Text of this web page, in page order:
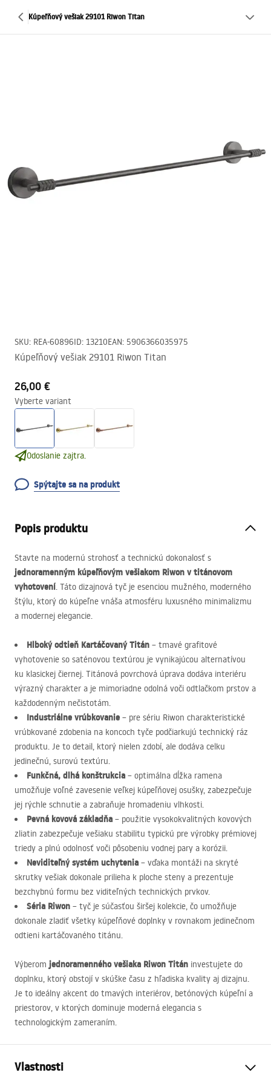
Kúpeľňový vešiak 29101 Riwon Titan
SKU: REA-60896ID: 13210EAN: 5906366035975
Kúpeľňový vešiak 29101 Riwon Titan
26,00 €
Vyberte variant
Odoslanie zajtra.
Spýtajte sa na produkt
Popis produktu
Stavte na modernú strohosť a technickú dokonalosť s
jednoramenným kúpeľňovým vešiakom Riwon v titánovom
vyhotovení. Táto dizajnová tyč je esenciou mužného, moderného
štýlu, ktorý do kúpeľne vnáša atmosféru luxusného minimalizmu
a modernej elegancie.
Hlboký odtieň Kartáčovaný Titán – tmavé grafitové
vyhotovenie so saténovou textúrou je vynikajúcou alternatívou
ku klasickej čiernej. Titánová povrchová úprava dodáva interiéru
výrazný charakter a je mimoriadne odolná voči odtlačkom prstov a
každodenným nečistotám.
Industriálne vrúbkovanie – pre sériu Riwon charakteristické
vrúbkované zdobenia na koncoch tyče podčiarkujú technický ráz
produktu. Je to detail, ktorý nielen zdobí, ale dodáva celku
jedinečnú, surovú textúru.
Funkčná, dlhá konštrukcia – optimálna dĺžka ramena
umožňuje voľné zavesenie veľkej kúpeľňovej osušky, zabezpečuje
jej rýchle schnutie a zabraňuje hromadeniu vlhkosti.
Pevná kovová základňa – použitie vysokokvalitných kovových
zliatin zabezpečuje vešiaku stabilitu typickú pre výrobky prémiovej
triedy a plnú odolnosť voči pôsobeniu vodnej pary a korózii.
Neviditeľný systém uchytenia – vďaka montáži na skryté
skrutky vešiak dokonale prilieha k ploche steny a prezentuje
bezchybnú formu bez viditeľných technických prvkov.
Séria Riwon – tyč je súčasťou širšej kolekcie, čo umožňuje
dokonale zladiť všetky kúpeľňové doplnky v rovnakom jedinečnom
odtieni kartáčovaného titánu.
Výberom jednoramenného vešiaka Riwon Titán investujete do
doplnku, ktorý obstojí v skúške času z hľadiska kvality aj dizajnu.
Je to ideálny akcent do tmavých interiérov, betónových kúpeľní a
priestorov, v ktorých dominuje moderná elegancia s
technologickým zameraním.
Vlastnosti